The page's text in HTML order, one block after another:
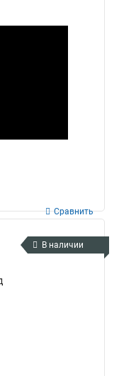
Сравнить
В наличии